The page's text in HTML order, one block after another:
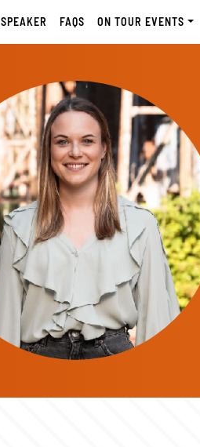
SPEAKER FAQS ON TOUR EVENTS